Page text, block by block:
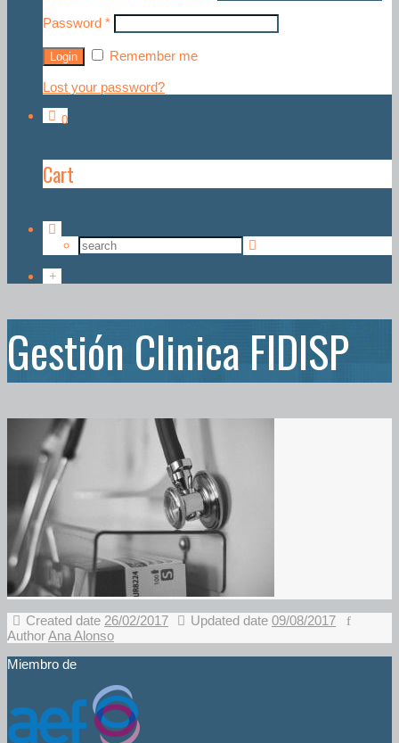
Password *
Remember me
Lost your password?
0
Cart
Gestión Clinica FIDISP
Created date 26/02/2017 Updated date 09/08/2017
AuthorAna Alonso
Miembro de